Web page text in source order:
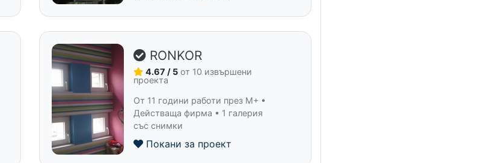
RONKOR
4.67 / 5 от 10 извършени
проекта
От 11 години работи през M+ •
Действаща фирма • 1 галерия
със снимки
Покани за проект